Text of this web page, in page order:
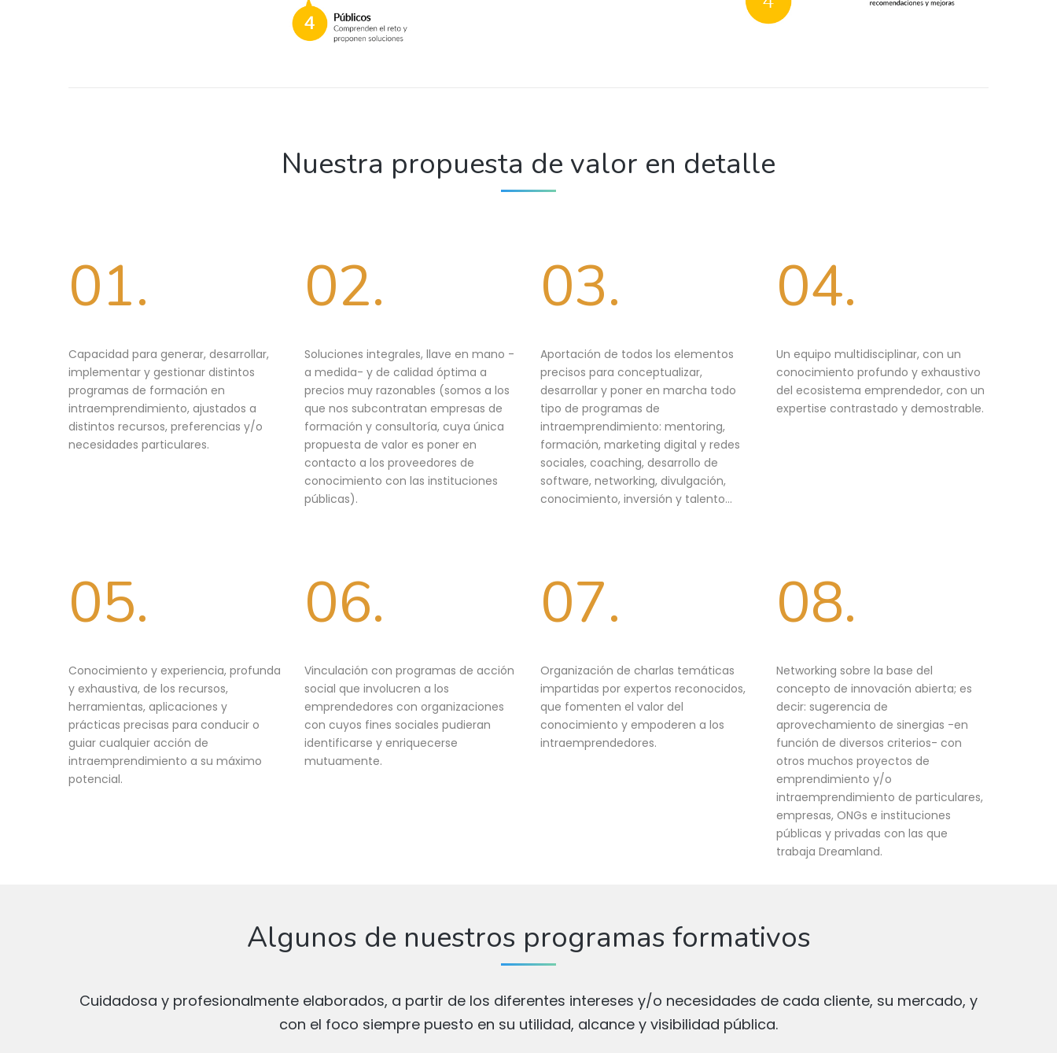
Nuestra propuesta de valor en detalle
01.
Capacidad para generar, desarrollar,
implementar y gestionar distintos
programas de formación en
intraemprendimiento, ajustados a
distintos recursos, preferencias y/o
necesidades particulares.
02.
Soluciones integrales, llave en mano -
a medida- y de calidad óptima a
precios muy razonables (somos a los
que nos subcontratan empresas de
formación y consultoría, cuya única
propuesta de valor es poner en
contacto a los proveedores de
conocimiento con las instituciones
públicas).
03.
Aportación de todos los elementos
precisos para conceptualizar,
desarrollar y poner en marcha todo
tipo de programas de
intraemprendimiento: mentoring,
formación, marketing digital y redes
sociales, coaching, desarrollo de
software, networking, divulgación,
conocimiento, inversión y talento…
04.
Un equipo multidisciplinar, con un
conocimiento profundo y exhaustivo
del ecosistema emprendedor, con un
expertise contrastado y demostrable.
05.
Conocimiento y experiencia, profunda
y exhaustiva, de los recursos,
herramientas, aplicaciones y
prácticas precisas para conducir o
guiar cualquier acción de
intraemprendimiento a su máximo
potencial.
06.
Vinculación con programas de acción
social que involucren a los
emprendedores con organizaciones
con cuyos fines sociales pudieran
identificarse y enriquecerse
mutuamente.
07.
Organización de charlas temáticas
impartidas por expertos reconocidos,
que fomenten el valor del
conocimiento y empoderen a los
intraemprendedores.
08.
Networking sobre la base del
concepto de innovación abierta; es
decir: sugerencia de
aprovechamiento de sinergias -en
función de diversos criterios- con
otros muchos proyectos de
emprendimiento y/o
intraemprendimiento de particulares,
empresas, ONGs e instituciones
públicas y privadas con las que
trabaja Dreamland.
Algunos de nuestros programas formativos
Cuidadosa y profesionalmente elaborados, a partir de los diferentes intereses y/o necesidades de cada cliente, su mercado, y
con el foco siempre puesto en su utilidad, alcance y visibilidad pública.